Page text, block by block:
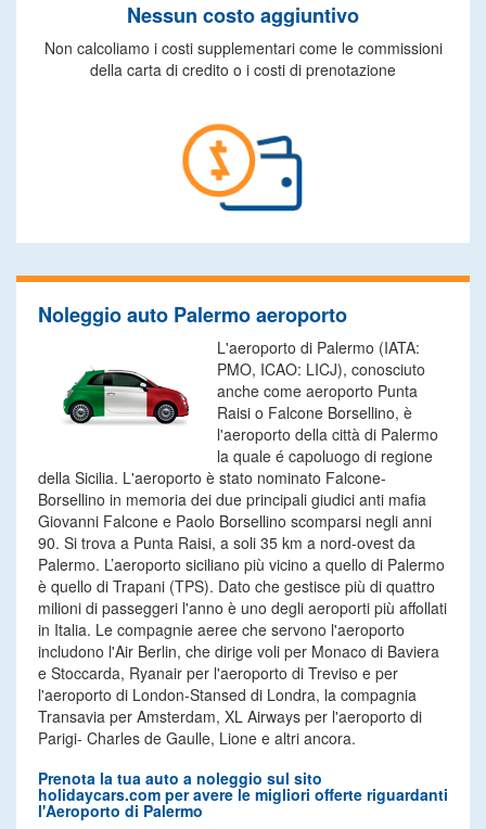
Nessun costo aggiuntivo
Non calcoliamo i costi supplementari come le commissioni
della carta di credito o i costi di prenotazione
Noleggio auto Palermo aeroporto
L'aeroporto di Palermo (IATA:
PMO, ICAO: LICJ), conosciuto
anche come aeroporto Punta
Raisi o Falcone Borsellino, è
l'aeroporto della città di Palermo
la quale é capoluogo di regione
della Sicilia. L'aeroporto è stato nominato Falcone-
Borsellino in memoria dei due principali giudici anti mafia
Giovanni Falcone e Paolo Borsellino scomparsi negli anni
90. Si trova a Punta Raisi, a soli 35 km a nord-ovest da
Palermo. L’aeroporto siciliano più vicino a quello di Palermo
è quello di Trapani (TPS). Dato che gestisce più di quattro
milioni di passeggeri l'anno è uno degli aeroporti più affollati
in Italia. Le compagnie aeree che servono l'aeroporto
includono l'Air Berlin, che dirige voli per Monaco di Baviera
e Stoccarda, Ryanair per l'aeroporto di Treviso e per
l'aeroporto di London-Stansed di Londra, la compagnia
Transavia per Amsterdam, XL Airways per l'aeroporto di
Parigi- Charles de Gaulle, Lione e altri ancora.
Prenota la tua auto a noleggio sul sito
holidaycars.com per avere le migliori offerte riguardanti
l'Aeroporto di Palermo